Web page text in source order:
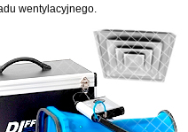
wentylacyjnego.